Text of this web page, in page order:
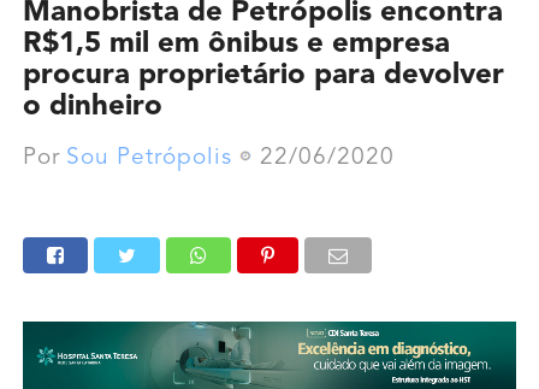
Manobrista de Petrópolis encontra
R$1,5 mil em ônibus e empresa
procura proprietário para devolver
o dinheiro
Por Sou Petrópolis 22/06/2020